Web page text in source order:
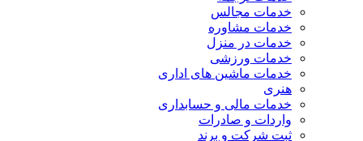
خدمات مجالس
خدمات مشاوره
خدمات در منزل
خدمات ورزشی
خدمات ماشین های اداری
هنری
خدمات مالی و حسابداری
واردات و صادرات
ثبت شرکت و برند